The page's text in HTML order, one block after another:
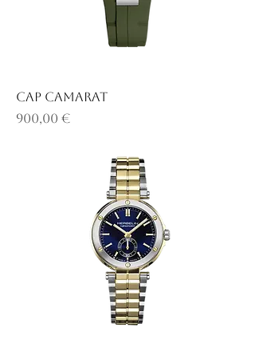
CAP CAMARAT
Prix
900,00 €